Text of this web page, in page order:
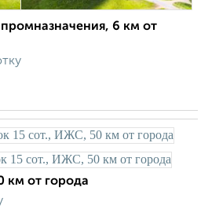
6 км от
км от города